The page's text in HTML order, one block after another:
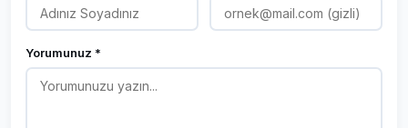
Yorumunuz *